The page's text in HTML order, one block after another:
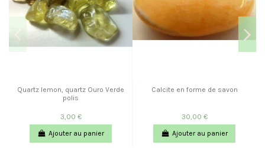
Quartz lemon, quartz Ouro Verde
polis
3,00 €
Ajouter au panier
Calcite en forme de savon
30,00 €
Ajouter au panier